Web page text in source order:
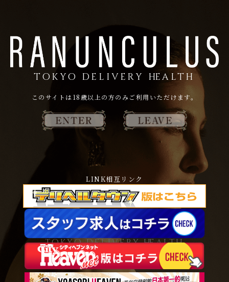
tokyo delivery health
このサイトは18歳以上の方のみご利用いただけます。
LINK相互リンク
tokyo delivery health